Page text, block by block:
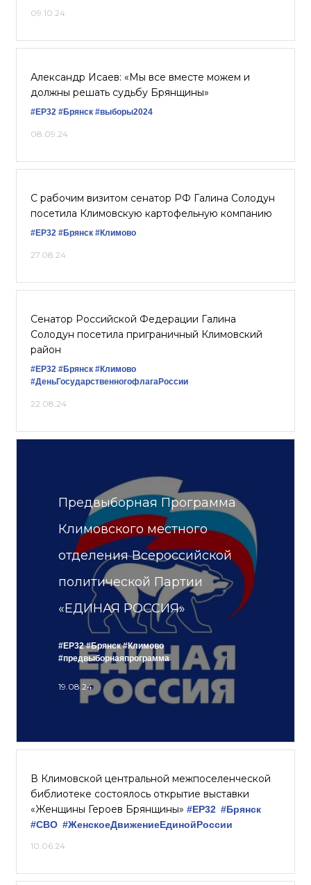
09.10.24
Александр Исаев: «Мы все вместе можем и
должны решать судьбу Брянщины»
#ЕР32 #Брянск #выборы2024
08.09.24
С рабочим визитом сенатор РФ Галина Солодун
посетила Климовскую картофельную компанию
#ЕР32 #Брянск #Климово
27.08.24
Сенатор Российской Федерации Галина
Солодун посетила приграничный Климовский
район
#ЕР32 #Брянск #Климово
#ДеньГосударственногофлагаРоссии
22.08.24
Предвыборная Программа
Климовского местного
отделения Всероссийской
политической Партии
«ЕДИНАЯ РОССИЯ»
#ЕР32 #Брянск #Климово
#предвыборнаяпрограмма
19.08.24
В Климовской центральной межпоселенческой
библиотеке состоялось открытие выставки
«Женщины Героев Брянщины» #ЕР32 #Брянск
#СВО #ЖенскоеДвижениеЕдинойРоссии
10.06.24